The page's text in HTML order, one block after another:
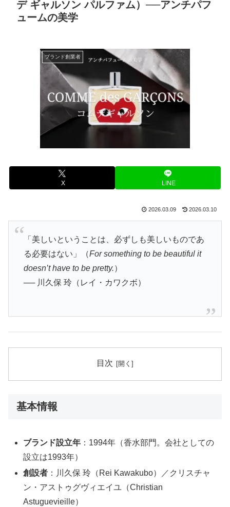
デ ギャルソン パルファム）──アンチパフ
ュームの美学
ブランド創業者
X LINE
2026.03.09 2026.03.10
「美しいということは、必ずしも美しいものであ
る必要はない」（For something to be beautiful it
doesn’t have to be pretty.）
── 川久保 玲（レイ・カワクボ）
目次
基本情報
ブランド設立年 ：1994年（香水部門。会社としての
設立は1993年）
創設者 ：川久保 玲（Rei Kawakubo）／クリスチャ
ン・アストゥグヴィエイユ（Christian
Astuguevieille）